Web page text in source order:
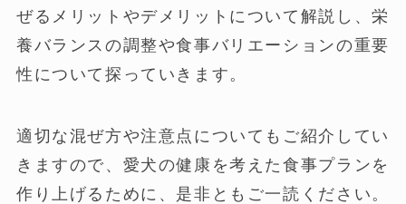
ぜるメリットやデメリットについて解説し、栄
養バランスの調整や食事バリエーションの重要
性について探っていきます。
適切な混ぜ方や注意点についてもご紹介してい
きますので、愛犬の健康を考えた食事プランを
作り上げるために、是非ともご一読ください。